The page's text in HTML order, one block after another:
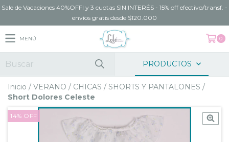
Sale de Vacaciones 40%OFF! y 3 cuotas SIN INTERÉS - 15% off efectivo/transf. -
envíos gratis desde $120.000
MENÚ 0
PRODUCTOS
Inicio / VERANO / CHICAS / SHORTS Y PANTALONES /
Short Dolores Celeste
14% OFF